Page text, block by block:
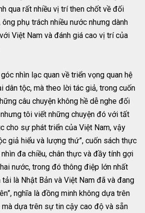
qua rất nhiều vị trí then chốt về đối
phụ trách nhiều nước nhưng dành
Việt Nam và đánh giá cao vị trí của
nhìn lạc quan về triển vọng quan hệ
dân tộc, mà theo lời tác giả, trong cuốn
câu chuyện không hề dễ nghe đối
tôi viết những chuyện đó với tất
cho sự phát triển của Việt Nam, vậy
giả hiểu và lượng thứ”, cuốn sách thực
đa chiều, chân thực và đầy tính gợi
nước, trong đó thông điệp lớn nhất
tải là Nhật Bản và Việt Nam đã và đang
nghĩa là đồng minh không dựa trên
dựa trên sự tin cậy cao độ và sẵn